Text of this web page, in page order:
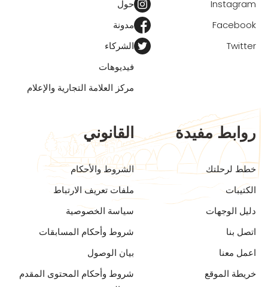
Instagram
Facebook
Twitter
حول
مدونة
الشركاء
فيديوهات
مركز العلامة التجارية والإعلام
روابط مفيدة
خطط لرحلتك
الكتيبات
دليل الوجهات
اتصل بنا
اعمل معنا
خريطة الموقع
القانوني
الشروط والأحكام
ملفات تعريف الارتباط
سياسة الخصوصية
شروط وأحكام المسابقات
بيان الوصول
شروط وأحكام المحتوى المقدم